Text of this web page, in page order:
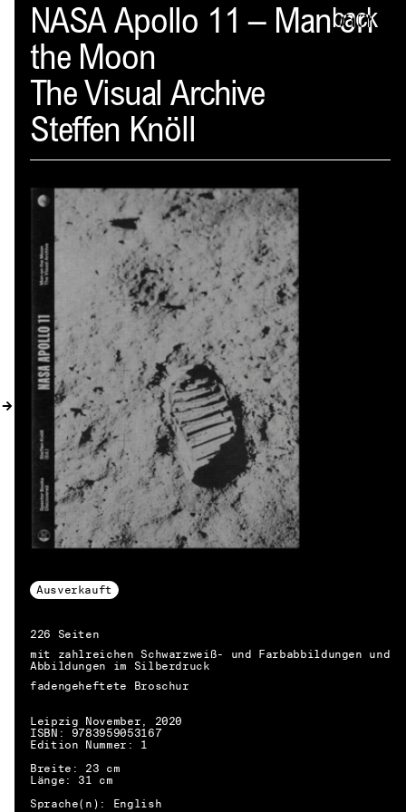
back
Spector
PROFIL
AKTUELLES
INDEX
WARENKORB (0)
VERLAGSVORSCHAU
DISTRIBUTION
KONTAKT
KUNDENKONTO
NASA Apollo 11 – Man on
the Moon
The Visual Archive
Steffen Knöll
Ausverkauft
226 Seiten
mit zahlreichen Schwarzweiß- und Farbabbildungen und
Abbildungen im Silberdruck
fadengeheftete Broschur
Leipzig November, 2020
ISBN: 9783959053167
Edition Nummer: 1
Breite: 23 cm
Länge: 31 cm
Sprache(n): English